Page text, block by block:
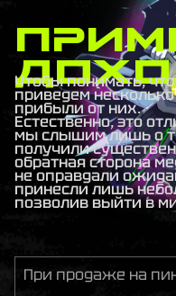
Чтобы понимать,
приведем
прибыли от них.
Естественно, это
мы слышим лишь о
получили
обратная сторона
не оправдали
принесли лишь
позволив выйти в
При продаже на